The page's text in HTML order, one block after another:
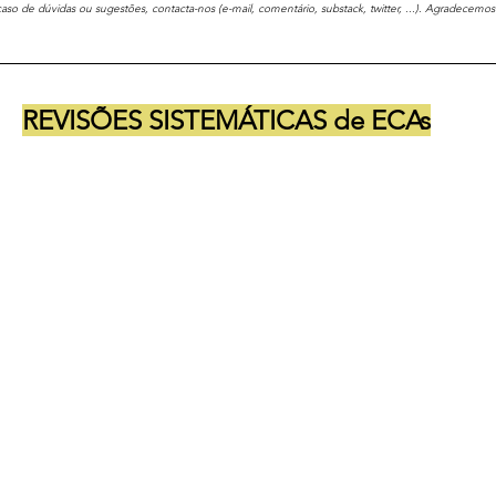
de dúvidas ou sugestões, contacta-nos (e-mail, comentário, substack, twitter, ...).
REVISÕES SISTEMÁTICAS de ECAs